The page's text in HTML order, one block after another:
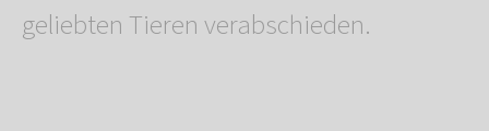
geliebten Tieren verabschieden.